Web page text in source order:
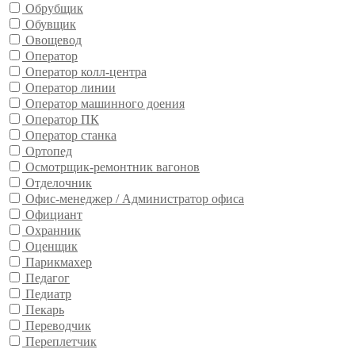
Обрубщик
Обувщик
Овощевод
Оператор
Оператор колл-центра
Оператор линии
Оператор машинного доения
Оператор ПК
Оператор станка
Ортопед
Осмотрщик-ремонтник вагонов
Отделочник
Офис-менеджер / Администратор офиса
Официант
Охранник
Оценщик
Парикмахер
Педагог
Педиатр
Пекарь
Переводчик
Переплетчик